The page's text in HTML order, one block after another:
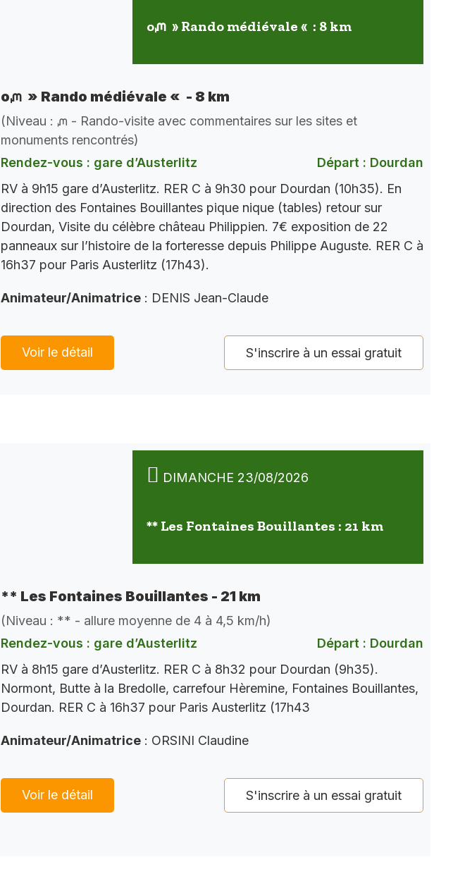
oᘻ » Rando médiévale « : 8 km
oᘻ » Rando médiévale « - 8 km
(Niveau : ᘻ - Rando-visite avec commentaires sur les sites et
monuments rencontrés)
Rendez-vous : gare d’Austerlitz
Départ : Dourdan
RV à 9h15 gare d’Austerlitz. RER C à 9h30 pour Dourdan (10h35). En
direction des Fontaines Bouillantes pique nique (tables) retour sur
Dourdan, Visite du célèbre château Philippien. 7€ exposition de 22
panneaux sur l’histoire de la forteresse depuis Philippe Auguste. RER C à
16h37 pour Paris Austerlitz (17h43).
Animateur/Animatrice : DENIS Jean-Claude
Voir le détail S'inscrire à un essai gratuit
DIMANCHE 23/08/2026
** Les Fontaines Bouillantes : 21 km
** Les Fontaines Bouillantes - 21 km
(Niveau : ** - allure moyenne de 4 à 4,5 km/h)
Rendez-vous : gare d’Austerlitz
Départ : Dourdan
RV à 8h15 gare d’Austerlitz. RER C à 8h32 pour Dourdan (9h35).
Normont, Butte à la Bredolle, carrefour Hèremine, Fontaines Bouillantes,
Dourdan. RER C à 16h37 pour Paris Austerlitz (17h43
Animateur/Animatrice : ORSINI Claudine
Voir le détail S'inscrire à un essai gratuit